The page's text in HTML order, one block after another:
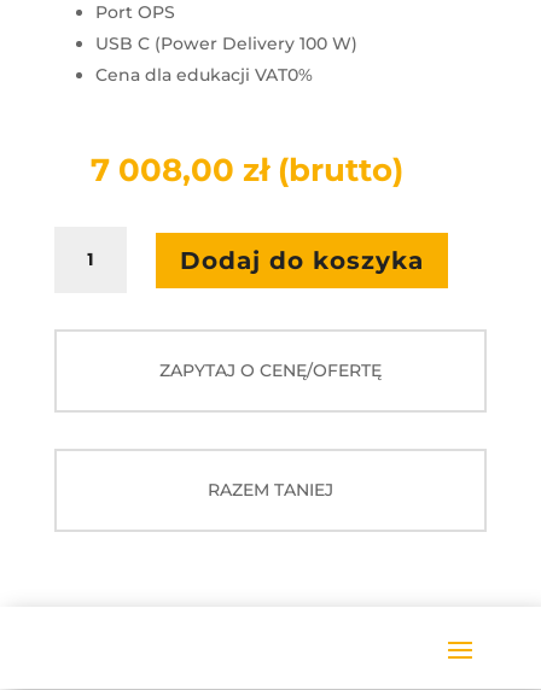
Port OPS
USB C (Power Delivery 100 W)
Cena dla edukacji VAT0%
7 008,00 zł (brutto)
Monitor
interaktywny
Dodaj do koszyka
ZAPYTAJ O CENĘ/OFERTĘ
RAZEM TANIEJ